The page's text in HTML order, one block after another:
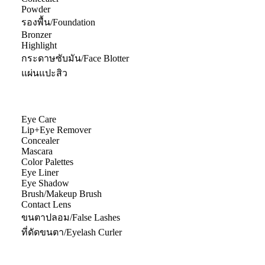
Powder
รองพื้น/Foundation
Bronzer
Highlight
กระดาษซับมัน/Face Blotter
แผ่นแปะสิว
Eye Care
Lip+Eye Remover
Concealer
Mascara
Color Palettes
Eye Liner
Eye Shadow
Brush/Makeup Brush
Contact Lens
ขนตาปลอม/False Lashes
ที่ดัดขนตา/Eyelash Curler